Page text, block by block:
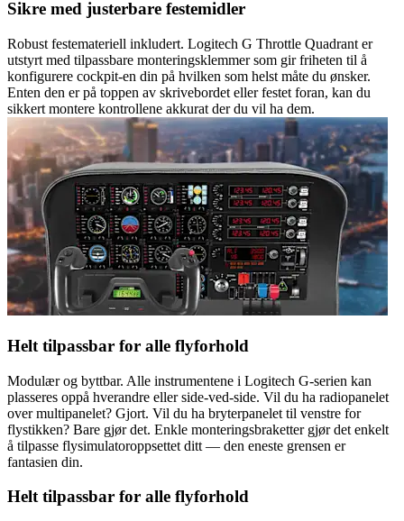
Sikre med justerbare festemidler
Robust festemateriell inkludert. Logitech G Throttle Quadrant er
utstyrt med tilpassbare monteringsklemmer som gir friheten til å
konfigurere cockpit-en din på hvilken som helst måte du ønsker.
Enten den er på toppen av skrivebordet eller festet foran, kan du
sikkert montere kontrollene akkurat der du vil ha dem.
Helt tilpassbar for alle flyforhold
Modulær og byttbar. Alle instrumentene i Logitech G-serien kan
plasseres oppå hverandre eller side-ved-side. Vil du ha radiopanelet
over multipanelet? Gjort. Vil du ha bryterpanelet til venstre for
flystikken? Bare gjør det. Enkle monteringsbraketter gjør det enkelt
å tilpasse flysimulatoroppsettet ditt — den eneste grensen er
fantasien din.
Helt tilpassbar for alle flyforhold